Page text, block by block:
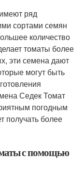
ряд
сортами семян
количество
томаты более
эти семена дают
могут быть
Седек Томат
погодным
получать более
с помощью